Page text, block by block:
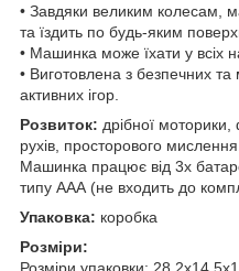
• Завдяки великим колесам,
та їздить по будь-яким
• Машинка може їхати у всіх
• Виготовлена з безпечних та
активних ігор.
Розвиток: дрібної моторики,
рухів, просторового мислення.
Машинка працює від 3х
типу ААА (не входить до
Упаковка: коробка
Розміри:
Розміри упаковки: